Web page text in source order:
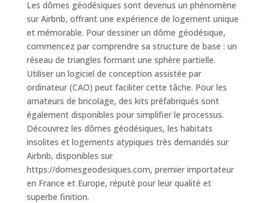
Les dômes géodésiques sont devenus un phénomène
sur Airbnb, offrant une expérience de logement unique
et mémorable. Pour dessiner un dôme géodésique,
commencez par comprendre sa structure de base : un
réseau de triangles formant une sphère partielle.
Utiliser un logiciel de conception assistée par
ordinateur (CAO) peut faciliter cette tâche. Pour les
amateurs de bricolage, des kits préfabriqués sont
également disponibles pour simplifier le processus.
Découvrez les dômes géodésiques, les habitats
insolites et logements atypiques très demandés sur
Airbnb, disponibles sur
https://domesgeodesiques.com, premier importateur
en France et Europe, réputé pour leur qualité et
superbe finition.